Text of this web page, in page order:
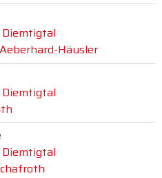
Häusler